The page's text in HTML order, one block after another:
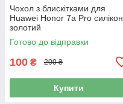
Чохол з блискітками для
Huawei Honor 7a Pro силікон
золотий
Готово до відправки
100 ₴ 200 ₴
Купити